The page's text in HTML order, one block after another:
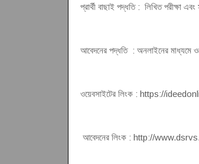
প্রার্থী বাছাই পদ্ধতি : লিখিত পরীক্ষা এবং
আবেদনের পদ্ধতি : অনলাইনের মাধ্যমে
ওয়েবসাইটের লিংক : https://
আবেদনের লিংক : http://